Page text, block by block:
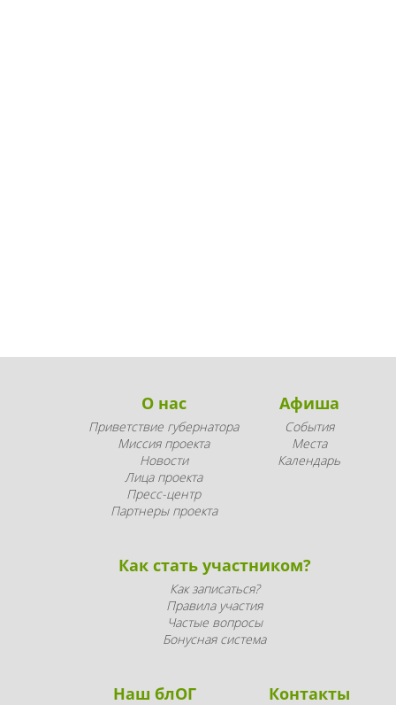
О нас
Приветствие губернатора
Миссия проекта
Новости
Лица проекта
Пресс-центр
Партнеры проекта
Афиша
События
Места
Календарь
Как стать участником?
Как записаться?
Правила участия
Частые вопросы
Бонусная система
Наш блОГ Контакты